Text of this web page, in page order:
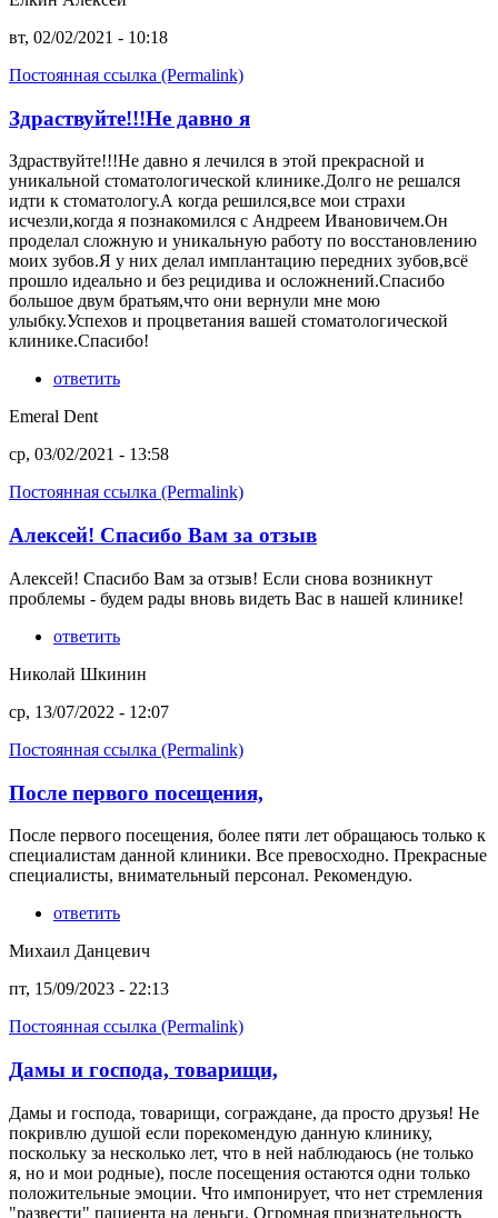
вт, 02/02/2021 - 10:18
Постоянная ссылка (Permalink)
Здраствуйте!!!Не давно я
Здраствуйте!!!Не давно я лечился в этой прекрасной и
уникальной стоматологической клинике.Долго не решался
идти к стоматологу.А когда решился,все мои страхи
исчезли,когда я познакомился с Андреем Ивановичем.Он
проделал сложную и уникальную работу по восстановлению
моих зубов.Я у них делал имплантацию передних зубов,всё
прошло идеально и без рецидива и осложнений.Спасибо
большое двум братьям,что они вернули мне мою
улыбку.Успехов и процветания вашей стоматологической
клинике.Спасибо!
ответить
Emeral Dent
ср, 03/02/2021 - 13:58
Постоянная ссылка (Permalink)
Алексей! Спасибо Вам за отзыв
Алексей! Спасибо Вам за отзыв! Если снова возникнут
проблемы - будем рады вновь видеть Вас в нашей клинике!
ответить
Николай Шкинин
ср, 13/07/2022 - 12:07
Постоянная ссылка (Permalink)
После первого посещения,
После первого посещения, более пяти лет обращаюсь только к
специалистам данной клиники. Все превосходно. Прекрасные
специалисты, внимательный персонал. Рекомендую.
ответить
Михаил Данцевич
пт, 15/09/2023 - 22:13
Постоянная ссылка (Permalink)
Дамы и господа, товарищи,
Дамы и господа, товарищи, сограждане, да просто друзья! Не
покривлю душой если порекомендую данную клинику,
поскольку за несколько лет, что в ней наблюдаюсь (не только
я, но и мои родные), после посещения остаются одни только
положительные эмоции. Что импонирует, что нет стремления
"развести" пациента на деньги. Огромная признательность